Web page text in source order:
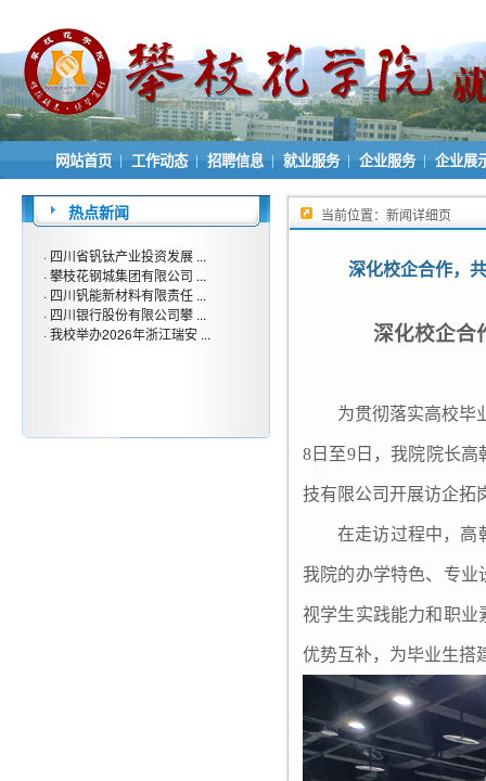
网站首页 | 工作动态 | 招聘信息 | 就业服务 | 企业服务 | 企业展
热点新闻
· 四川省钒钛产业投资发展 ...
· 攀枝花钢城集团有限公司 ...
· 四川钒能新材料有限责任 ...
· 四川银行股份有限公司攀 ...
· 我校举办2026年浙江瑞安 ...
当前位置：新闻详细页
深化校企合作，
深化校企
为贯彻落实高校毕
8日至9日，我院 院长高
技有限公司开展访企拓
在走访过程中， 高
我院的办学特色、专
视学生实践能力和职
优势互补，为毕业生搭